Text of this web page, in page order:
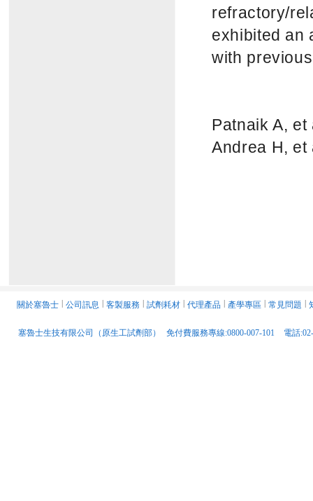
refractory/
exhibited an
with
Patnaik A,
Andrea H,
關於塞魯士 公司訊息 客製服務 試劑耗材 代理產品 產學專區 常見問題
塞魯士生技有限公司（原生工試劑部） 免付費服務專線:0800-007-101 電話